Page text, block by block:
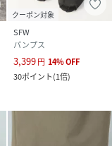
クーポン対象
SFW
パンプス
3,399円 14%OFF
30ポイント(1倍)